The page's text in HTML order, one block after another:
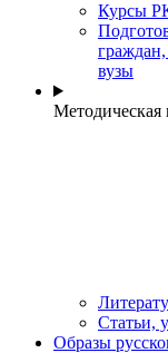
Курсы
вузы
Методическая
Статьи,
Образы